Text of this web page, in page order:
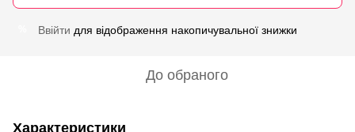
Ввійти для відображення накопичувальної знижки
До обраного
Характеристики